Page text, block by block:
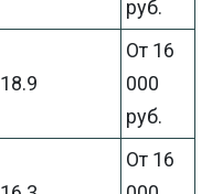
руб.
18.9
От 16
000
руб.
От 16